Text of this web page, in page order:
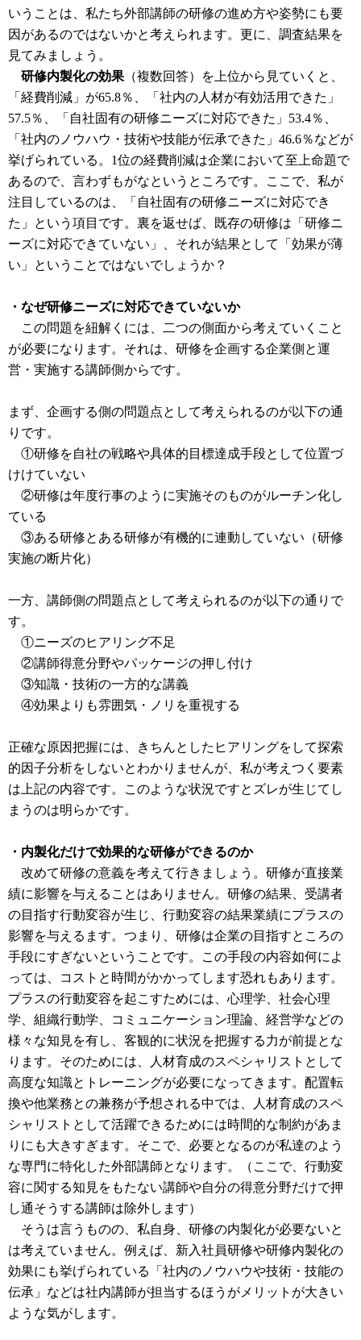
いうことは、私たち外部講師の研修の進め方や姿勢にも要
因があるのではないかと考えられます。更に、調査結果を
見てみましょう。
研修内製化の効果 （複数回答）を上位から見ていくと、
「経費削減」が65.8％、「社内の人材が有効活用できた」
57.5％、「自社固有の研修ニーズに対応できた」53.4％、
「社内のノウハウ・技術や技能が伝承できた」46.6％などが
挙げられている。1位の経費削減は企業において至上命題で
あるので、言わずもがなというところです。ここで、私が
注目しているのは、「自社固有の研修ニーズに対応でき
た」という項目です。裏を返せば、既存の研修は「研修ニ
ーズに対応できていない」、それが結果として「効果が薄
い」ということではないでしょうか？
・なぜ研修ニーズに対応できていないか
この問題を紐解くには、二つの側面から考えていくこと
が必要になります。それは、研修を企画する企業側と運
営・実施する講師側からです。
まず、企画する側の問題点として考えられるのが以下の通
りです。
①研修を自社の戦略や具体的目標達成手段として位置づ
けけていない
②研修は年度行事のように実施そのものがルーチン化し
ている
③ある研修とある研修が有機的に連動していない（研修
実施の断片化）
一方、講師側の問題点として考えられるのが以下の通りで
す。
①ニーズのヒアリング不足
②講師得意分野やパッケージの押し付け
③知識・技術の一方的な講義
④効果よりも雰囲気・ノリを重視する
正確な原因把握には、きちんとしたヒアリングをして探索
的因子分析をしないとわかりませんが、私が考えつく要素
は上記の内容です。このような状況ですとズレが生じてし
まうのは明らかです。
・内製化だけで効果的な研修ができるのか
改めて研修の意義を考えて行きましょう。研修が直接業
績に影響を与えることはありません。研修の結果、受講者
の目指す行動変容が生じ、行動変容の結果業績にプラスの
影響を与えるます。つまり、研修は企業の目指すところの
手段にすぎないということです。この手段の内容如何によ
っては、コストと時間がかかってします恐れもあります。
プラスの行動変容を起こすためには、心理学、社会心理
学、組織行動学、コミュニケーション理論、経営学などの
様々な知見を有し、客観的に状況を把握する力が前提とな
ります。そのためには、人材育成のスペシャリストとして
高度な知識とトレーニングが必要になってきます。配置転
換や他業務との兼務が予想される中では、人材育成のスペ
シャリストとして活躍できるためには時間的な制約があま
りにも大きすぎます。そこで、必要となるのが私達のよう
な専門に特化した外部講師となります。（ここで、行動変
容に関する知見をもたない講師や自分の得意分野だけで押
し通そうする講師は除外します）
そうは言うものの、私自身、研修の内製化が必要ないと
は考えていません。例えば、新入社員研修や研修内製化の
効果にも挙げられている「社内のノウハウや技術・技能の
伝承」などは社内講師が担当するほうがメリットが大きい
ような気がします。